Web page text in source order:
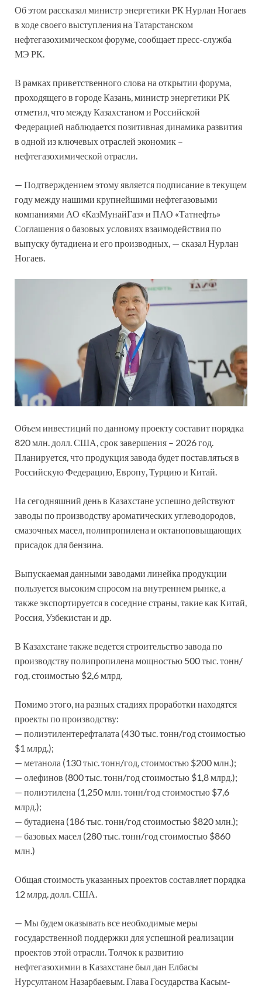
Об этом рассказал министр энергетики РК Нурлан Ногаев
в ходе своего выступления на Татарстанском
нефтегазохимическом форуме, сообщает пресс-служба
МЭ РК.
В рамках приветственного слова на открытии форума,
проходящего в городе Казань, министр энергетики РК
отметил, что между Казахстаном и Российской
Федерацией наблюдается позитивная динамика развития
в одной из ключевых отраслей экономик –
нефтегазохимической отрасли.
— Подтверждением этому является подписание в текущем
году между нашими крупнейшими нефтегазовыми
компаниями АО «КазМунайГаз» и ПАО «Татнефть»
Соглашения о базовых условиях взаимодействия по
выпуску бутадиена и его производных, — сказал Нурлан
Ногаев.
Объем инвестиций по данному проекту составит порядка
820 млн. долл. США, срок завершения – 2026 год.
Планируется, что продукция завода будет поставляться в
Российскую Федерацию, Европу, Турцию и Китай.
На сегодняшний день в Казахстане успешно действуют
заводы по производству ароматических углеводородов,
смазочных масел, полипропилена и октаноповыщающих
присадок для бензина.
Выпускаемая данными заводами линейка продукции
пользуется высоким спросом на внутреннем рынке, а
также экспортируется в соседние страны, такие как Китай,
Россия, Узбекистан и др.
В Казахстане также ведется строительство завода по
производству полипропилена мощностью 500 тыс. тонн/
год, стоимостью $2,6 млрд.
Помимо этого, на разных стадиях проработки находятся
проекты по производству:
— полиэтилентерефталата (430 тыс. тонн/год стоимостью
$1 млрд.);
— метанола (130 тыс. тонн/год, стоимостью $200 млн.);
— олефинов (800 тыс. тонн/год стоимостью $1,8 млрд.);
— полиэтилена (1,250 млн. тонн/год стоимостью $7,6
млрд.);
— бутадиена (186 тыс. тонн/год стоимостью $820 млн.);
— базовых масел (280 тыс. тонн/год стоимостью $860
млн.)
Общая стоимость указанных проектов составляет порядка
12 млрд. долл. США.
— Мы будем оказывать все необходимые меры
государственной поддержки для успешной реализации
проектов этой отрасли. Толчок к развитию
нефтегазохимии в Казахстане был дан Елбасы
Нурсултаном Назарбаевым. Глава Государства Касым-